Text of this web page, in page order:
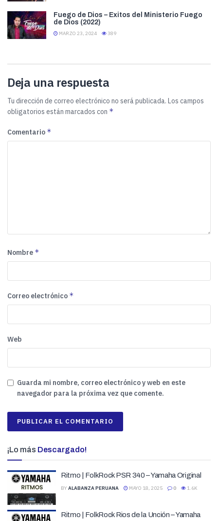
Fuego de Dios – Exitos del Ministerio Fuego
de Dios (2022)
MARZO 23, 2024 389
Deja una respuesta
Tu dirección de correo electrónico no será publicada. Los campos
obligatorios están marcados con *
Comentario *
Nombre *
Correo electrónico *
Web
Guarda mi nombre, correo electrónico y web en este
navegador para la próxima vez que comente.
¡Lo más Descargado!
Ritmo | FolkRock PSR 340 – Yamaha Original
BY ALABANZA PERUANA MAYO 18, 2025 0 1.6K
Ritmo | FolkRock Rios de la Unción – Yamaha